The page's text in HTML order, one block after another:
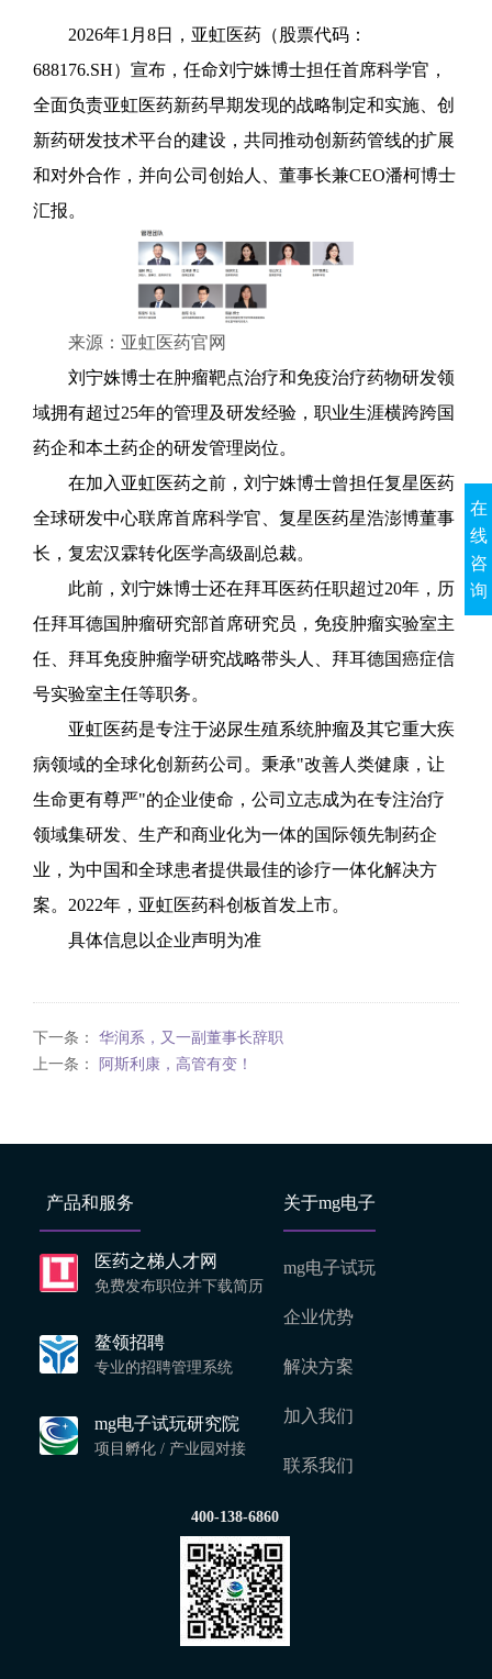
2026年1月8日，亚虹医药（股票代码：
688176.SH）宣布，任命刘宁姝博士担任首席科学官，
全面负责亚虹医药新药早期发现的战略制定和实施、创
新药研发技术平台的建设，共同推动创新药管线的扩展
和对外合作，并向公司创始人、董事长兼CEO潘柯博士
汇报。
来源：亚虹医药官网
刘宁姝博士在肿瘤靶点治疗和免疫治疗药物研发领
域拥有超过25年的管理及研发经验，职业生涯横跨跨国
药企和本土药企的研发管理岗位。
在加入亚虹医药之前，刘宁姝博士曾担任复星医药
全球研发中心联席首席科学官、复星医药星浩澎博董事
长，复宏汉霖转化医学高级副总裁。
此前，刘宁姝博士还在拜耳医药任职超过20年，历
任拜耳德国肿瘤研究部首席研究员，免疫肿瘤实验室主
任、拜耳免疫肿瘤学研究战略带头人、拜耳德国癌症信
号实验室主任等职务。
亚虹医药是专注于泌尿生殖系统肿瘤及其它重大疾
病领域的全球化创新药公司。秉承"改善人类健康，让
生命更有尊严"的企业使命，公司立志成为在专注治疗
领域集研发、生产和商业化为一体的国际领先制药企
业，为中国和全球患者提供最佳的诊疗一体化解决方
案。2022年，亚虹医药科创板首发上市。
具体信息以企业声明为准
下一条： 华润系，又一副董事长辞职
上一条：
阿斯利康，高管有变！
产品和服务
医药之梯人才网
免费发布职位并下载简历
鳌领招聘
专业的招聘管理系统
mg电子试玩研究院
项目孵化 / 产业园对接
关于mg电子
mg电子试玩
企业优势
解决方案
加入我们
联系我们
400-138-6860
在
线
咨
询